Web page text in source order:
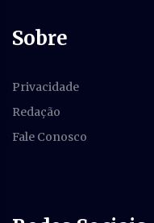
Sobre
Privacidade
Redação
Fale Conosco